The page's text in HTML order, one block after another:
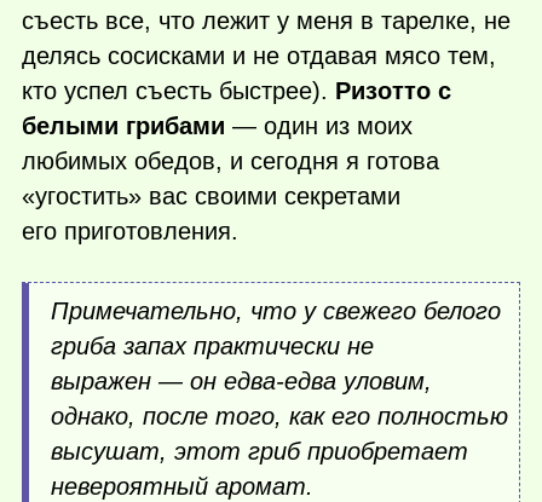
съесть все, что лежит у меня в тарелке, не
делясь сосисками и не отдавая мясо тем,
кто успел съесть быстрее). Ризотто с
белыми грибами — один из моих
любимых обедов, и сегодня я готова
«угостить» вас своими секретами
его приготовления.
Примечательно, что у свежего белого
гриба запах практически не
выражен — он едва-едва уловим,
однако, после того, как его полностью
высушат, этот гриб приобретает
невероятный аромат.